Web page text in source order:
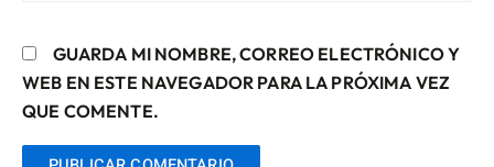
GUARDA MI NOMBRE, CORREO ELECTRÓNICO Y
WEB EN ESTE NAVEGADOR PARA LA PRÓXIMA VEZ
QUE COMENTE.